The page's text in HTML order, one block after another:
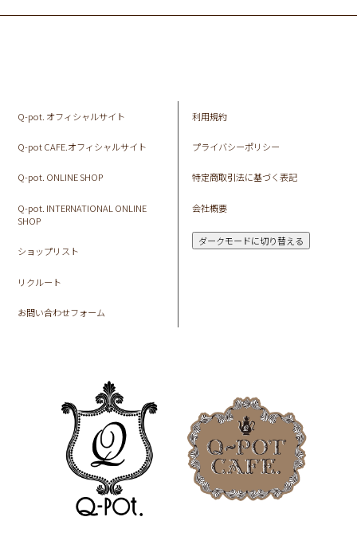
Q-pot. オフィシャルサイト
Q-pot CAFE.オフィシャルサイト
Q-pot. ONLINE SHOP
Q-pot. INTERNATIONAL ONLINE
SHOP
ショップリスト
リクルート
お問い合わせフォーム
利用規約
プライバシーポリシー
特定商取引法に基づく表記
会社概要
ダークモードに切り替える